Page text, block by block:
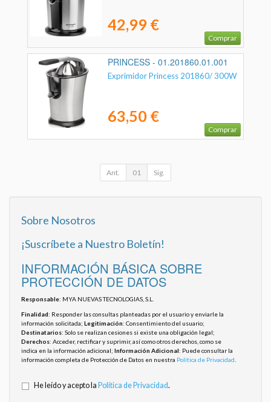
42,99 €
Comprar
PRINCESS - 01.201860.01.001
Exprimidor Princess 201860/ 300W
63,50 €
Comprar
Ant. 01 Sig.
Sobre Nosotros
¡Suscríbete a Nuestro Boletín!
INFORMACIÓN BÁSICA SOBRE
PROTECCIÓN DE DATOS
Responsable: MYA NUEVAS TECNOLOGIAS, S.L.
Finalidad: Responder las consultas planteadas por el usuario y enviarle la
información solicitada; Legitimación: Consentimiento del usuario;
Destinatarios: Solo se realizan cesiones si existe una obligación legal;
Derechos: Acceder, rectificar y suprimir, así como otros derechos, como se
indica en la información adicional; Información Adicional: Puede consultar la
información completa de Protección de Datos en nuestra Política de Privacidad.
He leído y acepto la Política de Privacidad.